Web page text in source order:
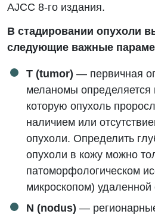
AJCC 8-го издания.
В стадировании опухоли
следующие важные
T (tumor) — первичная
меланомы определяется
которую опухоль
наличием или
опухоли. Определить
опухоли в кожу можно
патоморфологическом
микроскопом) удаленной
N (nodus) —